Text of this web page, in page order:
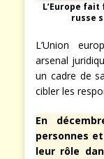
L’Europe
russe
L’Union
arsenal
un cadre de
cibler les
En
personnes
leur rôle